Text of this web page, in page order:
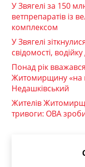
У Звягелі за 150
ветпрепаратів із
комплексом
У Звягелі
свідомості,
Понад рік
Житомирщину «на
Недашківський
Жителів
тривоги: ОВА